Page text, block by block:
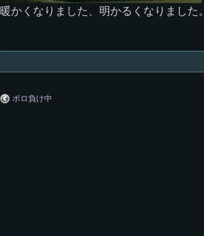
暖かくなりました、明かるくなりました。
ボロ負け中